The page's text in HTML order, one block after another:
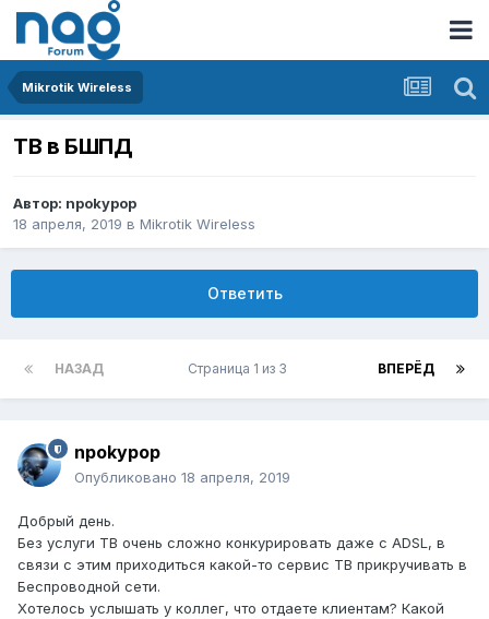
Mikrotik Wireless
ТВ в БШПД
Автор: npokypop
18 апреля, 2019 в Mikrotik Wireless
Ответить
НАЗАД ВПЕРЁД
Страница 1 из 3
npokypop
Опубликовано 18 апреля, 2019
Добрый день.
Без услуги ТВ очень сложно конкурировать даже с ADSL, в
связи с этим приходиться какой-то сервис ТВ прикручивать в
Беспроводной сети.
Хотелось услышать у коллег, что отдаете клиентам? Какой